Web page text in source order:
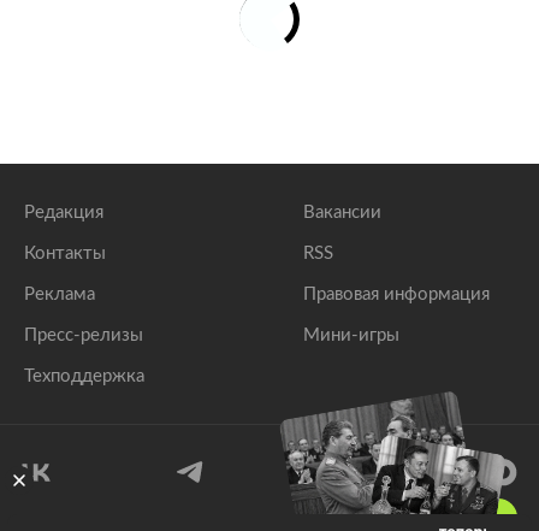
Редакция
Контакты
Реклама
Пресс-релизы
Техподдержка
Вакансии
RSS
Правовая информация
Мини-игры